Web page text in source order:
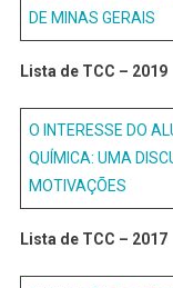
DE MINAS GERAIS
Lista de TCC – 2019
O INTERESSE DO
QUÍMICА: UMA
MOTIVAÇÕES
Lista de TCC – 2017